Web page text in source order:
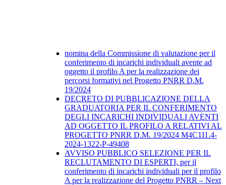
nomina della Commissione di valutazione per il
conferimento di incarichi individuali avente ad
oggetto il profilo A per la realizzazione dei
percorsi formativi nel Progetto PNRR D.M.
19/2024
DECRETO DI PUBBLICAZIONE DELLA
GRADUATORIA PER IL CONFERIMENTO
DEGLI INCARICHI INDIVIDUALI AVENTI
AD OGGETTO IL PROFILO A RELATIVI AL
PROGETTO PNRR D.M. 19/2024 M4C1I1.4-
2024-1322-P-49408
AVVISO PUBBLICO SELEZIONE PER IL
RECLUTAMENTO DI ESPERTI, per il
conferimento di incarichi individuali per il profilo
A per la realizzazione del Progetto PNRR – Next